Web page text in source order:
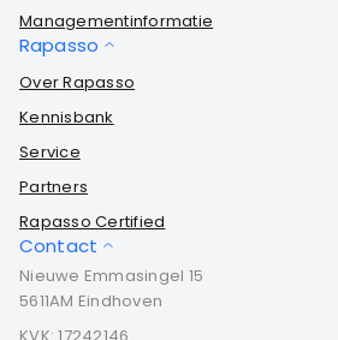
Managementinformatie
Rapasso
Over Rapasso
Kennisbank
Service
Partners
Rapasso Certified
Contact
Nieuwe Emmasingel 15
5611AM Eindhoven